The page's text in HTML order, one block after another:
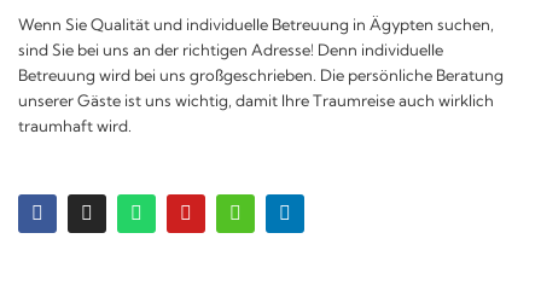
Wenn Sie Qualität und individuelle Betreuung in Ägypten suchen,
sind Sie bei uns an der richtigen Adresse! Denn individuelle
Betreuung wird bei uns großgeschrieben. Die persönliche Beratung
unserer Gäste ist uns wichtig, damit Ihre Traumreise auch wirklich
traumhaft wird.